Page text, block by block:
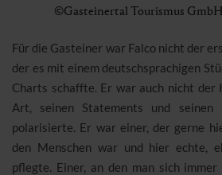
©Gasteinertal Tourismus
Für die Gasteiner war Falco nicht der
der es mit einem deutschsprachigen
Charts schaffte. Er war auch nicht der
Art, seinen Statements und seinen
polarisierte. Er war einer, der gerne
den Menschen war und hier echte,
pflegte. Einer, an den man sich